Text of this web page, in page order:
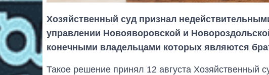
Хозяйственный суд признал
управлении Новояворовской и
конечными владельцами которых являются
Такое решение принял 12 августа Хозяйственный